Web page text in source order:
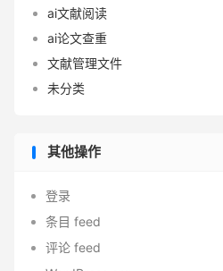
ai文献阅读
ai论文查重
文献管理文件
未分类
其他操作
登录
条目 feed
评论 feed